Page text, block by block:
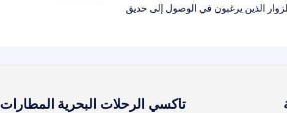
الذين يرغبون في الوصول إلى حديق
تاكسي الرحلات البحرية المطارات